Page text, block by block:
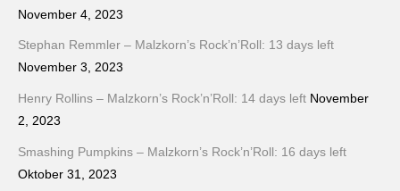
November 4, 2023
Stephan Remmler – Malzkorn’s Rock’n’Roll: 13 days left
November 3, 2023
Henry Rollins – Malzkorn’s Rock’n’Roll: 14 days left November
2, 2023
Smashing Pumpkins – Malzkorn’s Rock’n’Roll: 16 days left
Oktober 31, 2023